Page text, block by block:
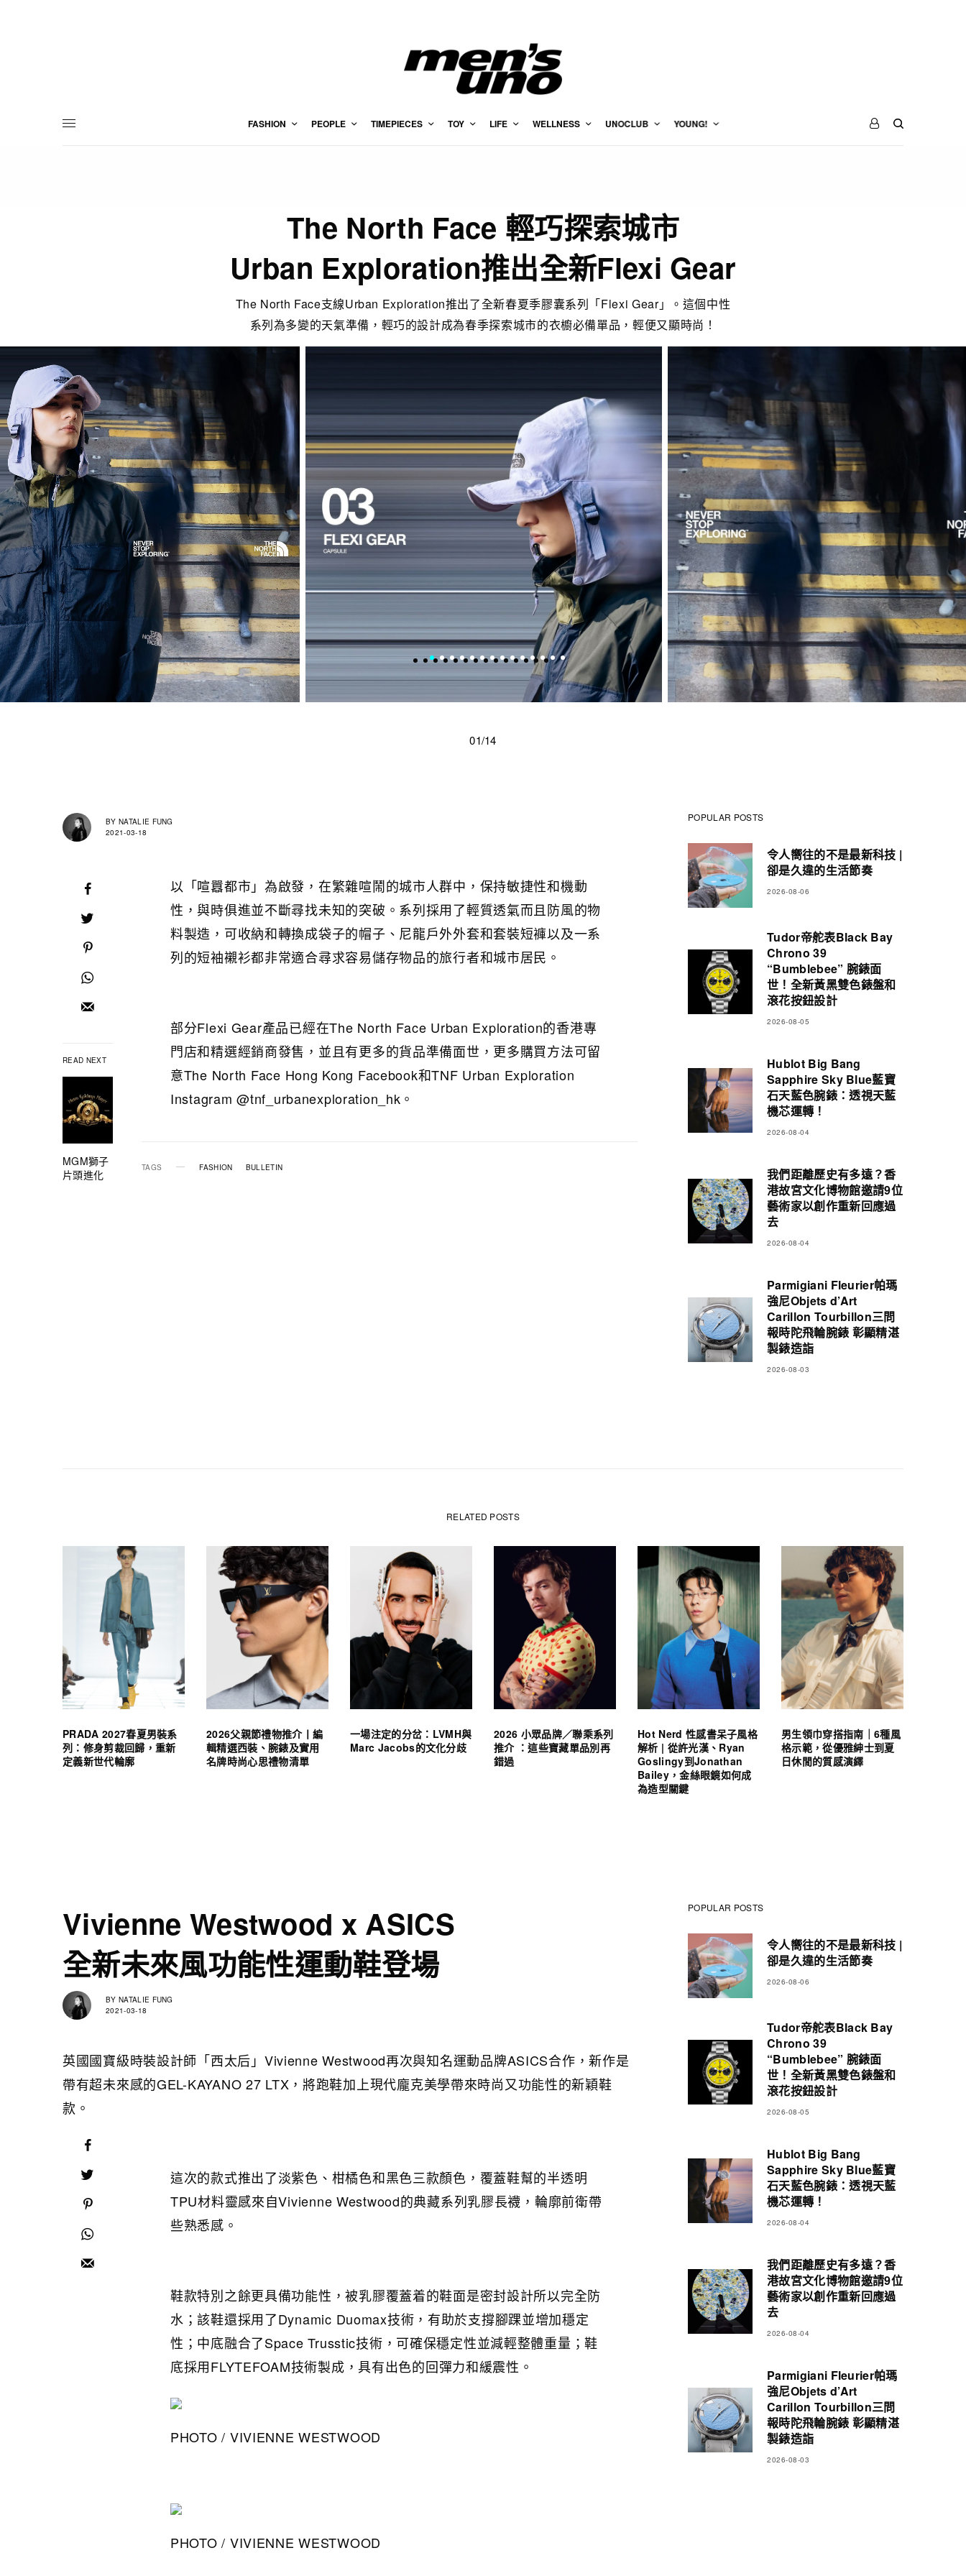
FASHION PEOPLE TIMEPIECES TOY LIFE WELLNESS UNOCLUB YOUNG!
The North Face 輕巧探索城市
Urban Exploration推出全新Flexi Gear
The North Face支線Urban Exploration推出了全新春夏季膠囊系列「Flexi Gear」。這個中性
系列為多變的天氣準備，輕巧的設計成為春季探索城市的衣櫥必備單品，輕便又顯時尚！
01/14
BY NATALIE FUNG
2021-03-18
READ NEXT
MGM獅子
片頭進化
以「喧囂都市」為啟發，在繁雜喧鬧的城市人群中，保持敏捷性和機動
性，與時俱進並不斷尋找未知的突破。系列採用了輕質透氣而且防風的物
料製造，可收納和轉換成袋子的帽子、尼龍戶外外套和套裝短褲以及一系
列的短袖襯衫都非常適合尋求容易儲存物品的旅行者和城市居民。
部分Flexi Gear產品已經在The North Face Urban Exploration的香港專
門店和精選經銷商發售，並且有更多的貨品準備面世，更多購買方法可留
意The North Face Hong Kong Facebook和TNF Urban Exploration
Instagram @tnf_urbanexploration_hk。
TAGS FASHION BULLETIN
POPULAR POSTS
令人嚮往的不是最新科技 |
卻是久違的生活節奏
2026-08-06
Tudor帝舵表Black Bay
Chrono 39
“Bumblebee” 腕錶面
世！全新黃黑雙色錶盤和
滾花按鈕設計
2026-08-05
Hublot Big Bang
Sapphire Sky Blue藍寶
石天藍色腕錶：透視天藍
機芯運轉！
2026-08-04
我們距離歷史有多遠？香
港故宮文化博物館邀請9位
藝術家以創作重新回應過
去
2026-08-04
Parmigiani Fleurier帕瑪
強尼Objets d’Art
Carillon Tourbillon三問
報時陀飛輪腕錶 彰顯精湛
製錶造詣
2026-08-03
RELATED POSTS
PRADA 2027春夏男裝系
列：修身剪裁回歸，重新
定義新世代輪廓
2026父親節禮物推介丨編
輯精選西裝、腕錶及實用
名牌時尚心思禮物清單
一場注定的分岔：LVMH與
Marc Jacobs的文化分歧
2026 小眾品牌／聯乘系列
推介 ：這些寶藏單品別再
錯過
Hot Nerd 性感書呆子風格
解析 | 從許光漢、Ryan
Goslingy到Jonathan
Bailey，金絲眼鏡如何成
為造型關鍵
男生領巾穿搭指南｜6種風
格示範，從優雅紳士到夏
日休閒的質感演繹
Vivienne Westwood x ASICS
全新未來風功能性運動鞋登場
BY NATALIE FUNG
2021-03-18
英國國寶級時裝設計師「西太后」Vivienne Westwood再次與知名運動品牌ASICS合作，新作是
帶有超未來感的GEL-KAYANO 27 LTX，將跑鞋加上現代龐克美學帶來時尚又功能性的新穎鞋
款。
這次的款式推出了淡紫色、柑橘色和黑色三款顏色，覆蓋鞋幫的半透明
TPU材料靈感來自Vivienne Westwood的典藏系列乳膠長襪，輪廓前衛帶
些熟悉感。
鞋款特別之餘更具備功能性，被乳膠覆蓋着的鞋面是密封設計所以完全防
水；該鞋還採用了Dynamic Duomax技術，有助於支撐腳踝並增加穩定
性；中底融合了Space Trusstic技術，可確保穩定性並減輕整體重量；鞋
底採用FLYTEFOAM技術製成，具有出色的回彈力和緩震性。
PHOTO / VIVIENNE WESTWOOD
PHOTO / VIVIENNE WESTWOOD
POPULAR POSTS
令人嚮往的不是最新科技 |
卻是久違的生活節奏
2026-08-06
Tudor帝舵表Black Bay
Chrono 39
“Bumblebee” 腕錶面
世！全新黃黑雙色錶盤和
滾花按鈕設計
2026-08-05
Hublot Big Bang
Sapphire Sky Blue藍寶
石天藍色腕錶：透視天藍
機芯運轉！
2026-08-04
我們距離歷史有多遠？香
港故宮文化博物館邀請9位
藝術家以創作重新回應過
去
2026-08-04
Parmigiani Fleurier帕瑪
強尼Objets d’Art
Carillon Tourbillon三問
報時陀飛輪腕錶 彰顯精湛
製錶造詣
2026-08-03